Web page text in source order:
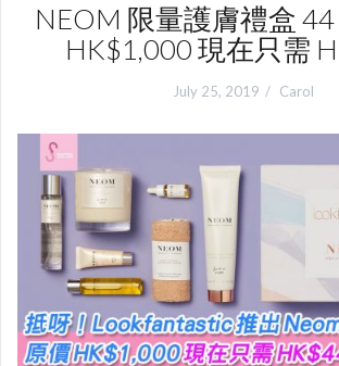
NEOM 限量護膚禮盒
HK$1,000 現在只需
July 25, 2019 Carol